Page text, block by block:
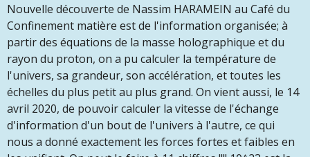
Nouvelle découverte de Nassim HARAMEIN au Café du
Confinement matière est de l'information organisée; à
partir des équations de la masse holographique et du
rayon du proton, on a pu calculer la température de
l'univers, sa grandeur, son accélération, et toutes les
échelles du plus petit au plus grand. On vient aussi, le 14
avril 2020, de pouvoir calculer la vitesse de l'échange
d'information d'un bout de l'univers à l'autre, ce qui
nous a donné exactement les forces fortes et faibles en